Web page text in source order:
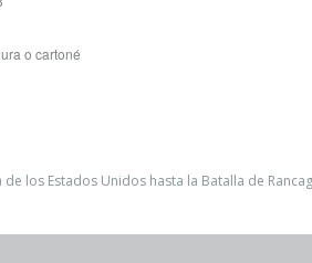
o cartoné
los Estados Unidos hasta la Batalla de